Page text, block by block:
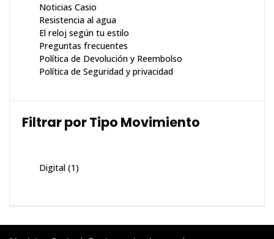
Noticias Casio
Resistencia al agua
El reloj según tu estilo
Preguntas frecuentes
Política de Devolución y Reembolso
Política de Seguridad y privacidad
Filtrar por Tipo Movimiento
Digital (1)